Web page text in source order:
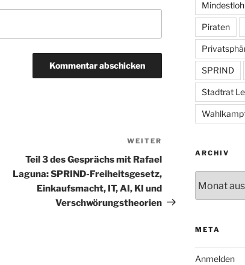
Beitrag
WEITER
Teil 3 des Gesprächs mit Rafael
Laguna: SPRIND-Freiheitsgesetz,
Einkaufsmacht, IT, AI, KI und
Verschwörungstheorien
Piraten
SPRIND
Stadtrat
ARCHIV
META
Anmelden